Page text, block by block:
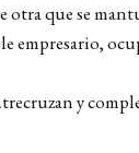
que se
empresario,
y